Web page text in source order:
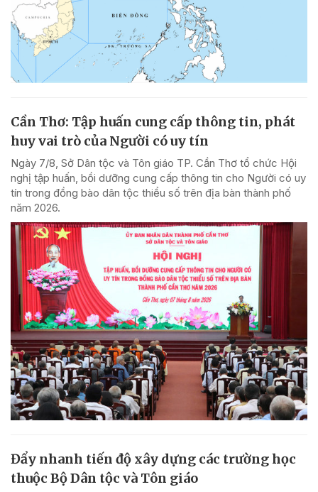
Cần Thơ: Tập huấn cung cấp thông tin, phát
huy vai trò của Người có uy tín
Ngày 7/8, Sở Dân tộc và Tôn giáo TP. Cần Thơ tổ chức Hội
nghị tập huấn, bồi dưỡng cung cấp thông tin cho Người có uy
tín trong đồng bào dân tộc thiểu số trên địa bàn thành phố
năm 2026.
Đẩy nhanh tiến độ xây dựng các trường học
thuộc Bộ Dân tộc và Tôn giáo